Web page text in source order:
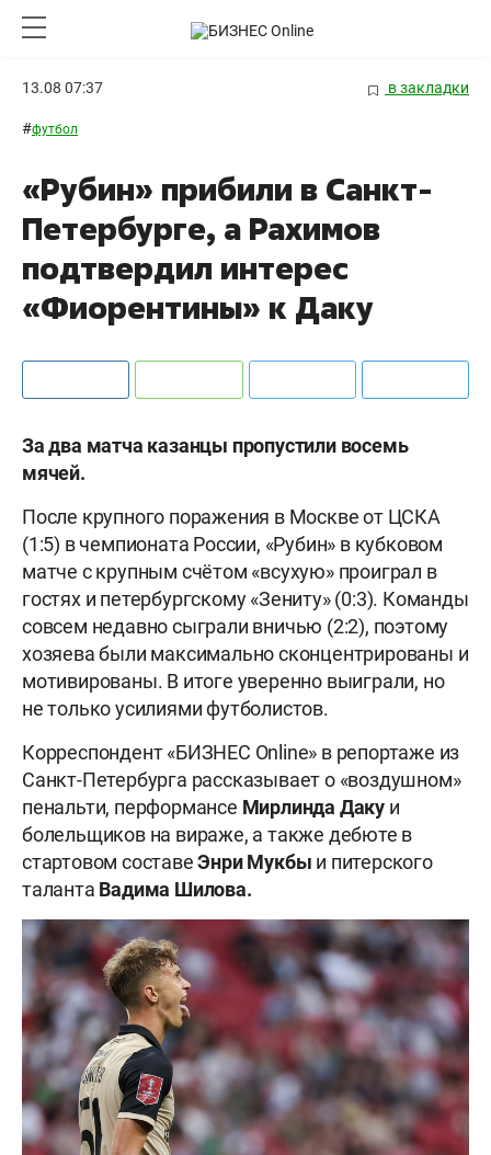
13.08 07:37 в закладки
#футбол
«Рубин» прибили в Санкт-
Петербурге, а Рахимов
подтвердил интерес
«Фиорентины» к Даку
За два матча казанцы пропустили восемь
мячей.
После крупного поражения в Москве от ЦСКА
(1:5) в чемпионата России, «Рубин» в кубковом
матче с крупным счётом «всухую» проиграл в
гостях и петербургскому «Зениту» (0:3). Команды
совсем недавно сыграли вничью (2:2), поэтому
хозяева были максимально сконцентрированы и
мотивированы. В итоге уверенно выиграли, но
не только усилиями футболистов.
Корреспондент «БИЗНЕС Online» в репортаже из
Санкт-Петербурга рассказывает о «воздушном»
пенальти, перформансе Мирлинда Даку и
болельщиков на вираже, а также дебюте в
стартовом составеЭнри Мукбы и питерского
таланта Вадима Шилова.